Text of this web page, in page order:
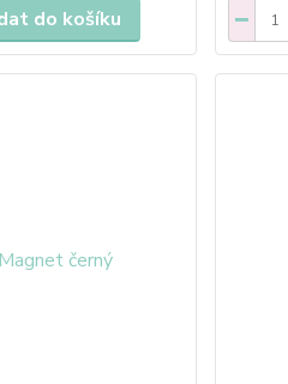
do košíku